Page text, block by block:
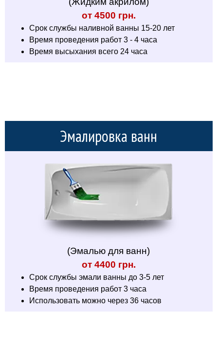
от 4500 грн.
Срок службы наливной ванны 15-20 лет
Время проведения работ 3 - 4 часа
Время высыхания всего 24 часа
Эмалировка ванн
(Эмалью для ванн)
от 4400 грн.
Срок службы эмали ванны до 3-5 лет
Время проведения работ 3 часа
Использовать можно через 36 часов